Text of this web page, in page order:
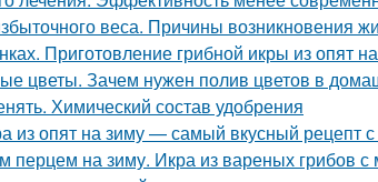
веса. Причины возникновения
Приготовление грибной икры из опят
цветы. Зачем нужен полив цветов в
Химический состав удобрения
из опят на зиму — самый вкусный рецепт
перцем на зиму. Икра из вареных грибов